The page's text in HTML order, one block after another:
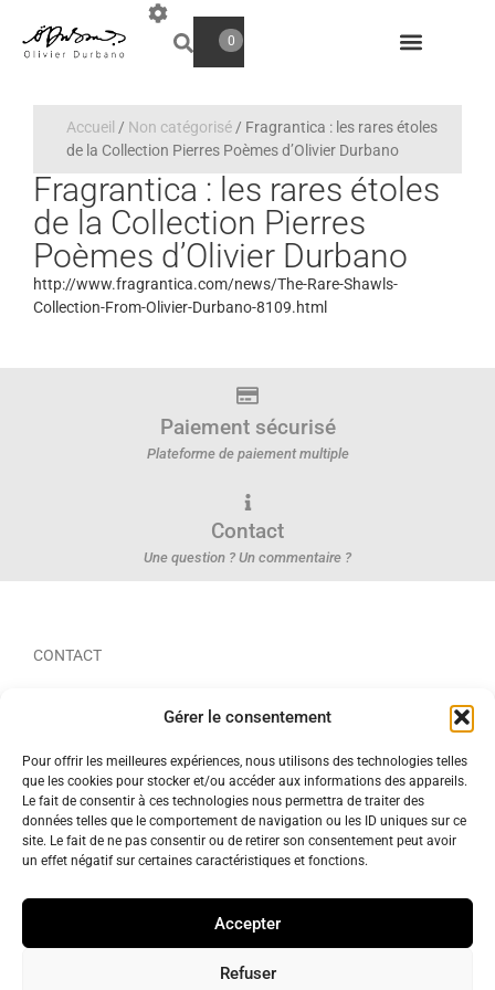
Gérer le consentement
Pour offrir les meilleures expériences, nous utilisons des technologies telles
que les cookies pour stocker et/ou accéder aux informations des appareils.
Le fait de consentir à ces technologies nous permettra de traiter des
données telles que le comportement de navigation ou les ID uniques sur ce
site. Le fait de ne pas consentir ou de retirer son consentement peut avoir
un effet négatif sur certaines caractéristiques et fonctions.
Accepter
Refuser
0
Accueil / Non catégorisé / Fragrantica : les rares étoles
de la Collection Pierres Poèmes d’Olivier Durbano
Fragrantica : les rares étoles
de la Collection Pierres
Poèmes d’Olivier Durbano
http://www.fragrantica.com/news/The-Rare-Shawls-
Collection-From-Olivier-Durbano-8109.html
Paiement sécurisé
Plateforme de paiement multiple
Contact
Une question ? Un commentaire ?
CONTACT
Panier
Commander
SUIVEZ-NOUS
Politique de confidentialité